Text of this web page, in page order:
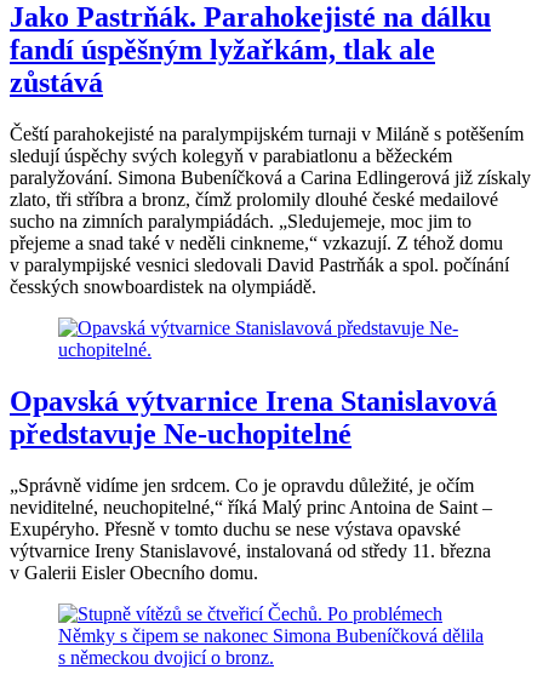
Jako Pastrňák. Parahokejisté na dálku
fandí úspěšným lyžařkám, tlak ale
zůstává
Čeští parahokejisté na paralympijském turnaji v Miláně s potěšením
sledují úspěchy svých kolegyň v parabiatlonu a běžeckém
paralyžování. Simona Bubeníčková a Carina Edlingerová již získaly
zlato, tři stříbra a bronz, čímž prolomily dlouhé české medailové
sucho na zimních paralympiádách. „Sledujemeje, moc jim to
přejeme a snad také v neděli cinkneme,“ vzkazují. Z téhož domu
v paralympijské vesnici sledovali David Pastrňák a spol. počínání
česských snowboardistek na olympiádě.
Opavská výtvarnice Irena Stanislavová
představuje Ne-uchopitelné
„Správně vidíme jen srdcem. Co je opravdu důležité, je očím
neviditelné, neuchopitelné,“ říká Malý princ Antoina de Saint –
Exupéryho. Přesně v tomto duchu se nese výstava opavské
výtvarnice Ireny Stanislavové, instalovaná od středy 11. března
v Galerii Eisler Obecního domu.